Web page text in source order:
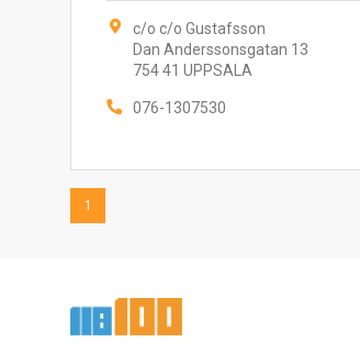
c/o c/o Gustafsson
Dan Anderssonsgatan 13
754 41 UPPSALA
076-1307530
1